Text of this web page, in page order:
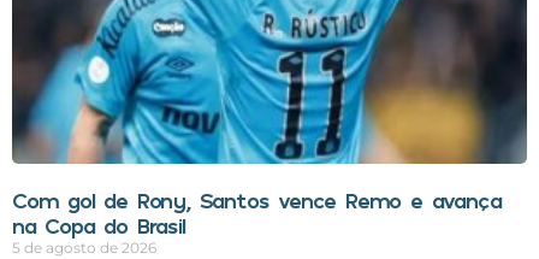
Com gol de Rony, Santos vence Remo e avança
na Copa do Brasil
5 de agosto de 2026